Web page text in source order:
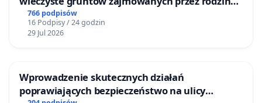
ogrody działkowe.
766 podpisów
16 Podpisy / 24 godzin
29 Jul 2026
Wprowadzenie skutecznych działań
poprawiających bezpieczeństwo na ulicy